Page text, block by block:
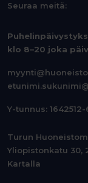
Seuraa meitä:
klo 8–20 joka
Y-tunnus: 1642512-
Turun
Yliopistonkatu 30,
Kartalla